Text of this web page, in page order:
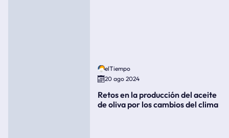
elTiempo
20 ago 2024
Retos en la producción del aceite
de oliva por los cambios del clima